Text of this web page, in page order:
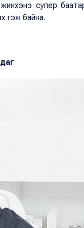
жинхэнэ супер
гэж байна.